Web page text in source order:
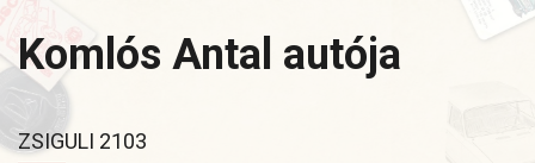
Komlós Antal autója
ZSIGULI 2103